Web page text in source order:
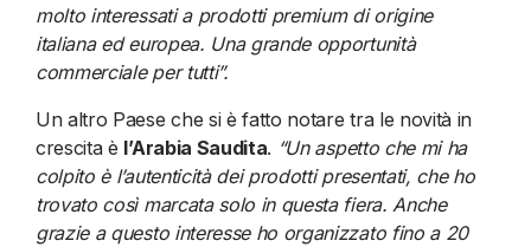
molto interessati a prodotti premium di origine
italiana ed europea. Una grande opportunità
commerciale per tutti”.
Un altro Paese che si è fatto notare tra le novità in
crescita è l’Arabia Saudita. “Un aspetto che mi ha
colpito è l’autenticità dei prodotti presentati, che ho
trovato così marcata solo in questa fiera. Anche
grazie a questo interesse ho organizzato fino a 20